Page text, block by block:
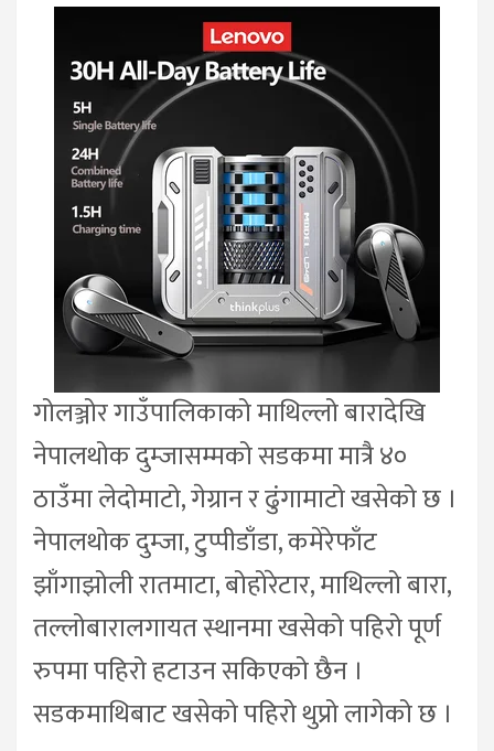
गोलञ्जोर गाउँपालिकाको माथिल्लो बारादेखि
नेपालथोक दुम्जासम्मको सडकमा मात्रै ४०
ठाउँमा लेदोमाटो, गेग्रान र ढुंगामाटो खसेको छ ।
नेपालथोक दुम्जा, टुप्पीडाँडा, कमेरेफाँट
झाँगाझोली रातमाटा, बोहोरेटार, माथिल्लो बारा,
तल्लोबारालगायत स्थानमा खसेको पहिरो पूर्ण
रुपमा पहिरो हटाउन सकिएको छैन ।
सडकमाथिबाट खसेको पहिरो थुप्रो लागेको छ ।